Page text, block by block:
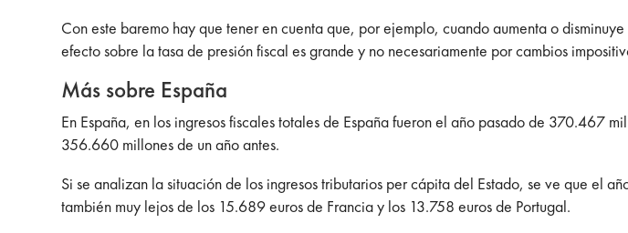
Con este baremo hay que tener en cuenta que, por ejemplo, cuando aumenta o
efecto sobre la tasa de presión fiscal es grande y no necesariamente por cambios
Más sobre España
En España, en los ingresos fiscales totales de España fueron el año pasado de 370.467
356.660 millones de un año antes.
Si se analizan la situación de los ingresos tributarios per cápita del Estado, se ve que el
también muy lejos de los 15.689 euros de Francia y los 13.758 euros de Portugal.